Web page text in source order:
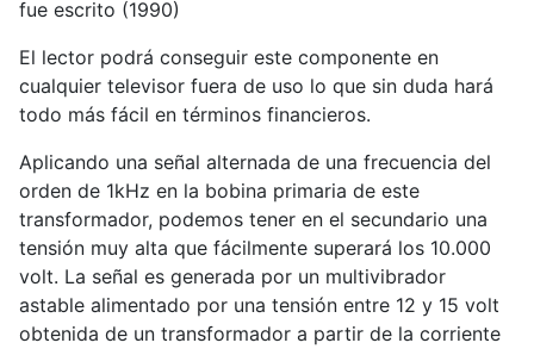
fue escrito (1990)
El lector podrá conseguir este componente en
cualquier televisor fuera de uso lo que sin duda hará
todo más fácil en términos financieros.
Aplicando una señal alternada de una frecuencia del
orden de 1kHz en la bobina primaria de este
transformador, podemos tener en el secundario una
tensión muy alta que fácilmente superará los 10.000
volt. La señal es generada por un multivibrador
astable alimentado por una tensión entre 12 y 15 volt
obtenida de un transformador a partir de la corriente